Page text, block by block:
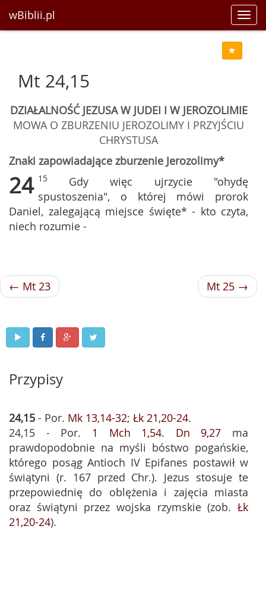
wBiblii.pl
Mt 24,15
DZIAŁALNOŚĆ JEZUSA W JUDEI I W JEROZOLIMIE
MOWA O ZBURZENIU JEROZOLIMY I PRZYJŚCIU
CHRYSTUSA
Znaki zapowiadające zburzenie Jerozolimy*
24 15 Gdy więc ujrzycie "ohydę
spustoszenia", o której mówi prorok
Daniel, zalegającą miejsce święte* - kto czyta,
niech rozumie -
← Mt 23 Mt 25 →
Przypisy
24,15 - Por. Mk 13,14-32; Łk 21,20-24.
24,15 - Por. 1 Mch 1,54. Dn 9,27 ma
prawdopodobnie na myśli bóstwo pogańskie,
którego posąg Antioch IV Epifanes postawił w
świątyni (r. 167 przed Chr.). Jezus stosuje te
przepowiednię do oblężenia i zajęcia miasta
oraz świątyni przez wojska rzymskie (zob. Łk
21,20-24).